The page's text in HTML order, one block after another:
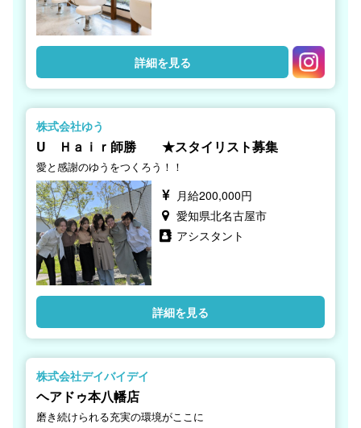
詳細を見る
株式会社ゆう
U Ｈａｉｒ師勝 ★スタイリスト募集
愛と感謝のゆうをつくろう！！
月給200,000円
愛知県北名古屋市
アシスタント
詳細を見る
株式会社デイバイデイ
ヘアドゥ本八幡店
磨き続けられる充実の環境がここに